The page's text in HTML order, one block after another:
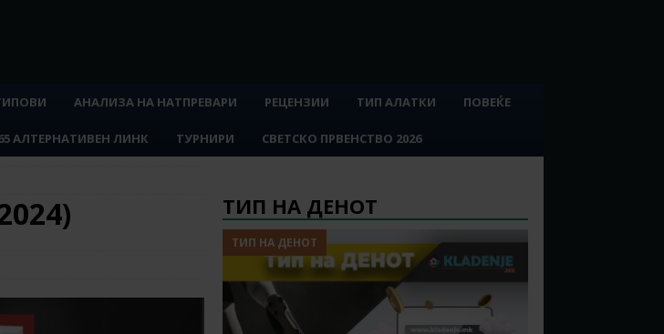
АНАЛИЗА НА НАТПРЕВАРИ РЕЦЕНЗИИ ТИП АЛАТКИ ПОВЕЌЕ
АЛТЕРНАТИВЕН ЛИНК ТУРНИРИ СВЕТСКО ПРВЕНСТВО 2026
ТИП НА ДЕНОТ
ТИП НА ДЕНОТ